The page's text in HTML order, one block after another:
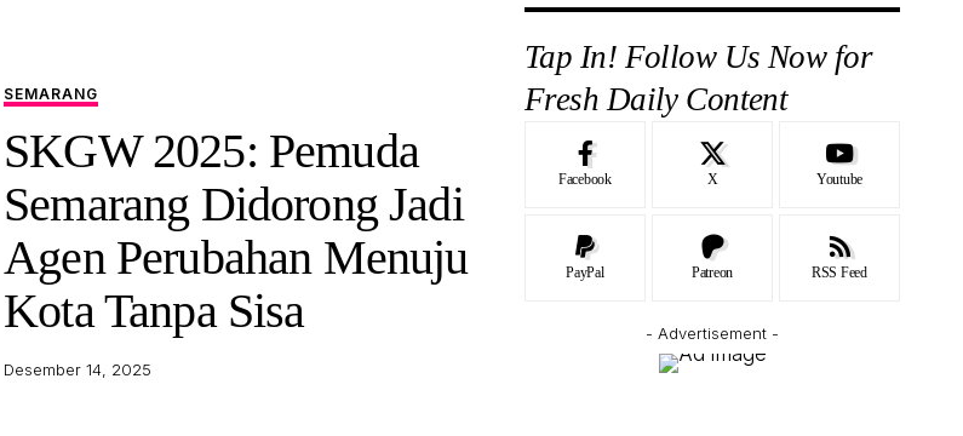
SEMARANG
SKGW 2025: Pemuda
Semarang Didorong Jadi
Agen Perubahan Menuju
Kota Tanpa Sisa
Desember 14, 2025
Tap In! Follow Us Now for
Fresh Daily Content
Facebook X Youtube
PayPal Patreon RSS Feed
- Advertisement -